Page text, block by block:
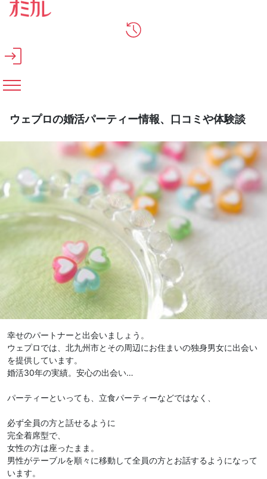
メインコンテンツへスキップ
ウェプロの婚活パーティー情報、口コミや体験談
幸せのパートナーと出会いましょう。
ウェプロでは、北九州市とその周辺にお住まいの独身男女に出会い
を提供しています。
婚活30年の実績。安心の出会い…
パーティーといっても、立食パーティーなどではなく、
必ず全員の方と話せるように
完全着席型で、
女性の方は座ったまま。
男性がテーブルを順々に移動して全員の方とお話するようになって
います。